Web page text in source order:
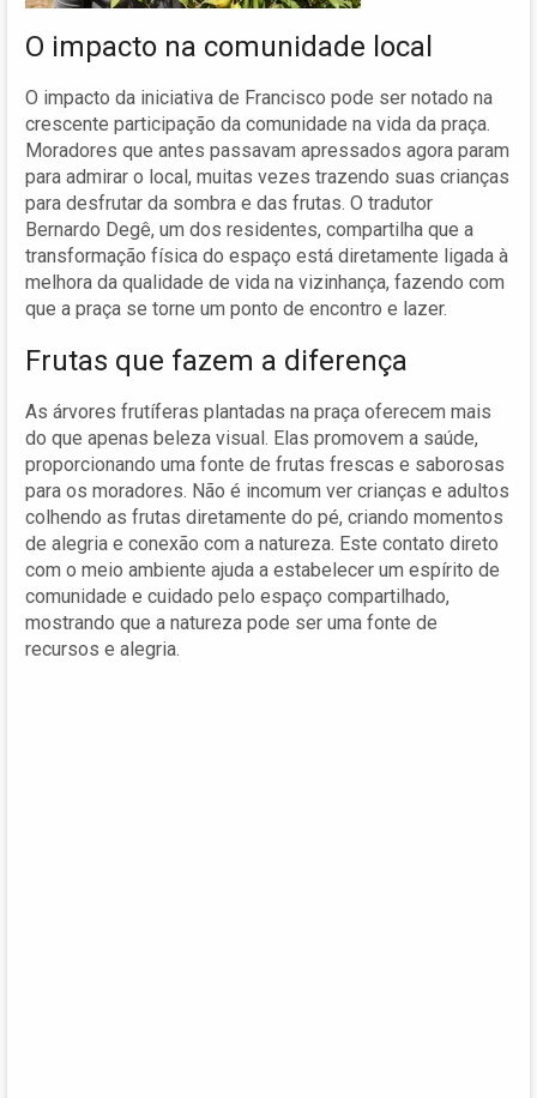
O impacto na comunidade local
O impacto da iniciativa de Francisco pode ser notado na
crescente participação da comunidade na vida da praça.
Moradores que antes passavam apressados agora param
para admirar o local, muitas vezes trazendo suas crianças
para desfrutar da sombra e das frutas. O tradutor
Bernardo Degê, um dos residentes, compartilha que a
transformação física do espaço está diretamente ligada à
melhora da qualidade de vida na vizinhança, fazendo com
que a praça se torne um ponto de encontro e lazer.
Frutas que fazem a diferença
As árvores frutíferas plantadas na praça oferecem mais
do que apenas beleza visual. Elas promovem a saúde,
proporcionando uma fonte de frutas frescas e saborosas
para os moradores. Não é incomum ver crianças e adultos
colhendo as frutas diretamente do pé, criando momentos
de alegria e conexão com a natureza. Este contato direto
com o meio ambiente ajuda a estabelecer um espírito de
comunidade e cuidado pelo espaço compartilhado,
mostrando que a natureza pode ser uma fonte de
recursos e alegria.